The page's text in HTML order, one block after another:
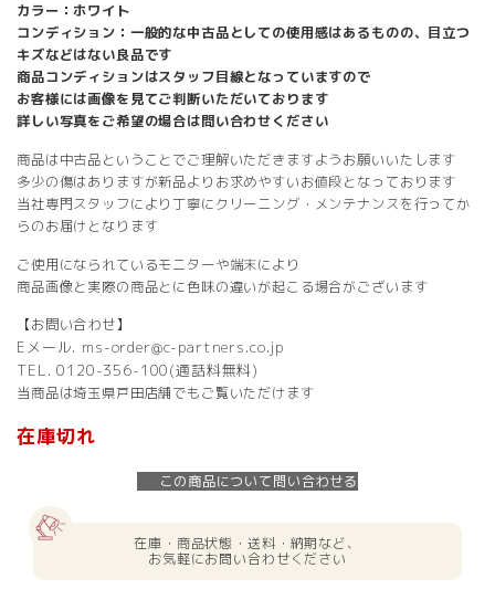
カラー：ホワイト
コンディション：一般的な中古品としての使用感はあるものの、目立つ
キズなどはない良品です
商品コンディションはスタッフ目線となっていますので
お客様には画像を見てご判断いただいております
詳しい写真をご希望の場合は問い合わせください
商品は中古品ということでご理解いただきますようお願いいたします
多少の傷はありますが新品よりお求めやすいお値段となっております
当社専門スタッフにより丁寧にクリーニング・メンテナンスを行ってか
らのお届けとなります
ご使用になられているモニターや端末により
商品画像と実際の商品とに色味の違いが起こる場合がございます
【お問い合わせ】
Eメール. ms-order@c-partners.co.jp
TEL. 0120-356-100(通話料無料)
当商品は埼玉県戸田店舗でもご覧いただけます
在庫切れ
この商品について問い合わせる
在庫・商品状態・送料・納期など、
お気軽にお問い合わせください